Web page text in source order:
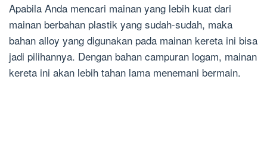
Apabila Anda mencari mainan yang lebih kuat dari
mainan berbahan plastik yang sudah-sudah, maka
bahan alloy yang digunakan pada mainan kereta ini bisa
jadi pilihannya. Dengan bahan campuran logam, mainan
kereta ini akan lebih tahan lama menemani bermain.